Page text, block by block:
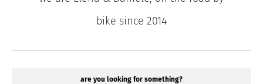
bike since 2014
are you looking for something?